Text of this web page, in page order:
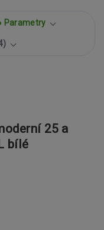
Parametry
25 a
bílé